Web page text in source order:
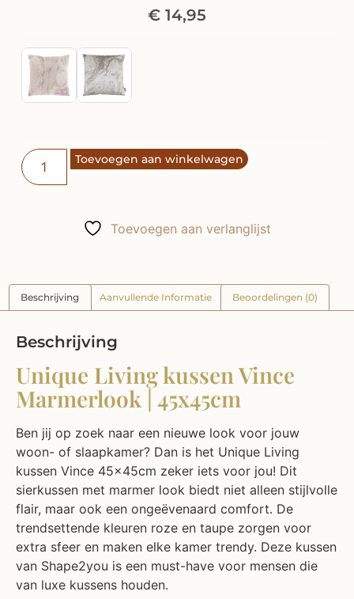
€ 14,95
Toevoegen aan winkelwagen
Toevoegen aan verlanglijst
Beschrijving Aanvullende Informatie Beoordelingen (0)
Beschrijving
Unique Living kussen Vince
Marmerlook | 45x45cm
Ben jij op zoek naar een nieuwe look voor jouw
woon- of slaapkamer? Dan is het Unique Living
kussen Vince 45x45cm zeker iets voor jou! Dit
sierkussen met marmer look biedt niet alleen stijlvolle
flair, maar ook een ongeëvenaard comfort. De
trendsettende kleuren roze en taupe zorgen voor
extra sfeer en maken elke kamer trendy. Deze kussen
van Shape2you is een must-have voor mensen die
van luxe kussens houden.